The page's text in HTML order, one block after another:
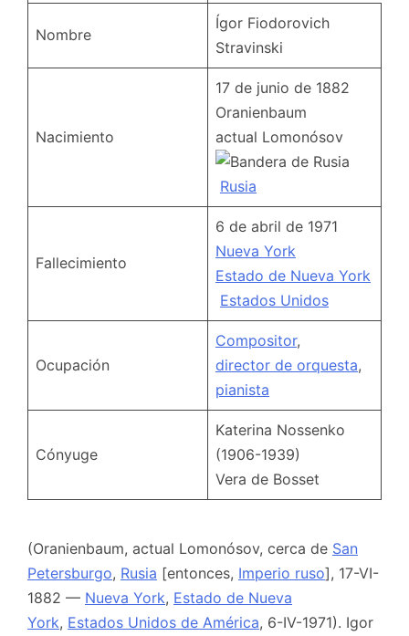
Nombre
Ígor Fiodorovich
Stravinski
Nacimiento
17 de junio de 1882
Oranienbaum
actual Lomonósov
Rusia
Fallecimiento
6 de abril de 1971
Nueva York
Estado de Nueva York
Estados Unidos
Ocupación
Compositor,
director de orquesta,
pianista
Cónyuge
Katerina Nossenko
(1906-1939)
Vera de Bosset
(Oranienbaum, actual Lomonósov, cerca de San
Petersburgo, Rusia [entonces, Imperio ruso], 17-VI-
1882 — Nueva York, Estado de Nueva
York, Estados Unidos de América, 6-IV-1971). Igor